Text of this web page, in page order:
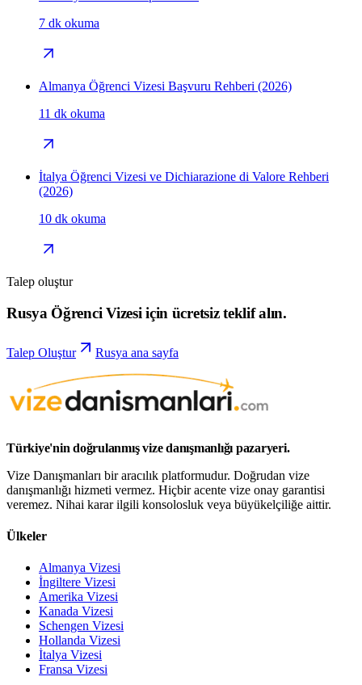
7 dk okuma
Almanya Öğrenci Vizesi Başvuru Rehberi (2026)
11 dk okuma
İtalya Öğrenci Vizesi ve Dichiarazione di Valore Rehberi
(2026)
10 dk okuma
Talep oluştur
Rusya Öğrenci Vizesi için ücretsiz teklif alın.
Talep Oluştur Rusya ana sayfa
Türkiye'nin doğrulanmış vize danışmanlığı pazaryeri.
Vize Danışmanları bir aracılık platformudur. Doğrudan vize
danışmanlığı hizmeti vermez. Hiçbir acente vize onay garantisi
veremez. Nihai karar ilgili konsolosluk veya büyükelçiliğe aittir.
Ülkeler
Almanya Vizesi
İngiltere Vizesi
Amerika Vizesi
Kanada Vizesi
Schengen Vizesi
Hollanda Vizesi
İtalya Vizesi
Fransa Vizesi